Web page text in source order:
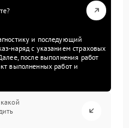
и последующий
наряд с указанием страховых
после выполнения работ
выполненных работ и